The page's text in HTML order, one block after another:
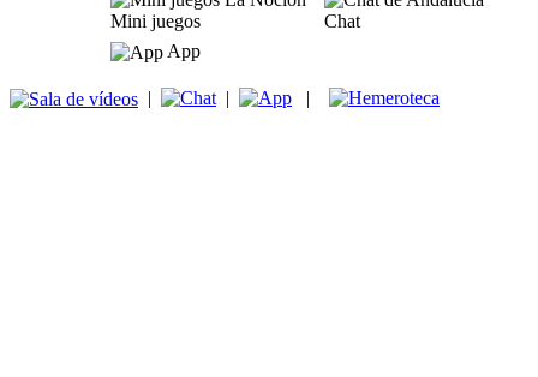
Mini juegos
Chat
App
| | |